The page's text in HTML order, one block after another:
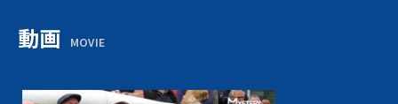
動画 MOVIE